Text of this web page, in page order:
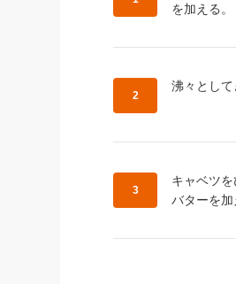
を加える。
作り方2：
沸々とし
作り方3：
キャベツ
バターを加